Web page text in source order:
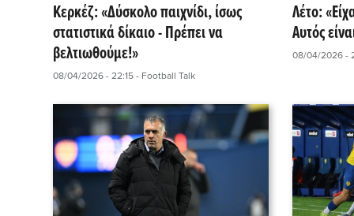
Κερκέζ: «Δύσκολο παιχνίδι, ίσως
στατιστικά δίκαιο - Πρέπει να
βελτιωθούμε!»
08/04/2026 - 22:15 - Football Talk
Λέτο:
Αυτός
08/04/2026 -